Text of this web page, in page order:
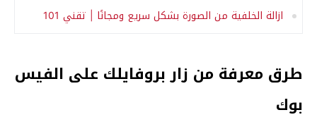
ازالة الخلفية من الصورة بشكل سريع ومجانًا | تقني 101
طرق معرفة من زار بروفايلك على الفيس
بوك